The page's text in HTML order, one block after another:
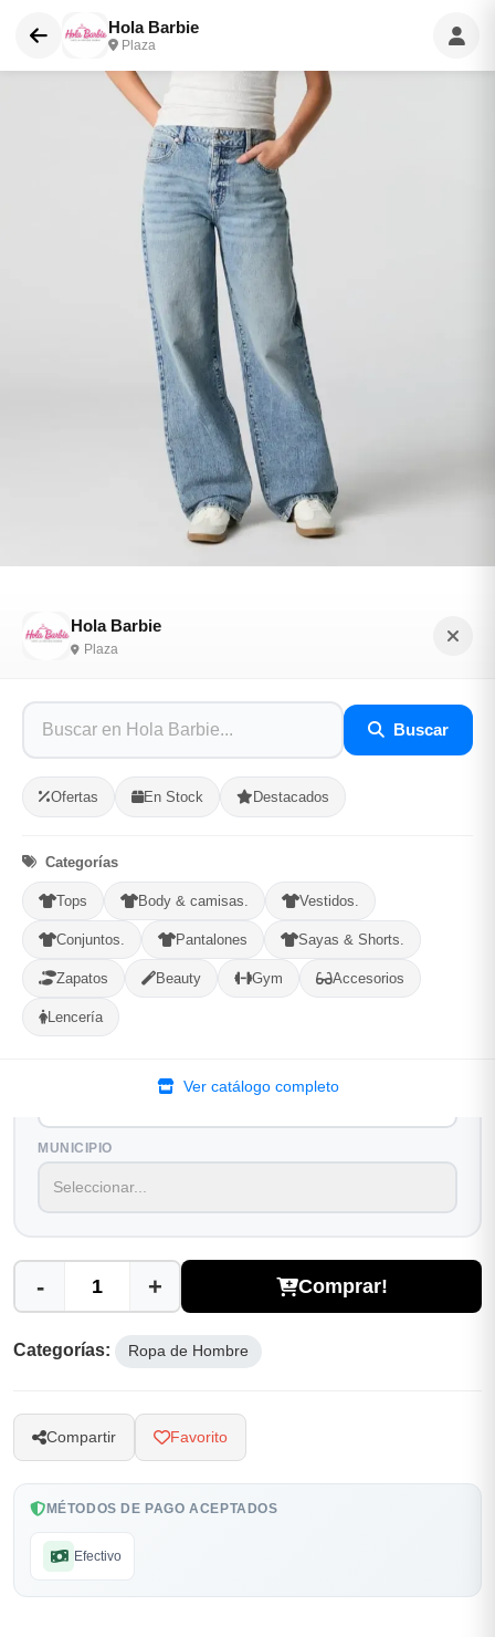
Hola Barbie
Plaza
Hola Barbie
Plaza
Buscar
Ofertas En Stock Destacados
Categorías
Tops Body & camisas. Vestidos.
Conjuntos. Pantalones Sayas & Shorts.
Zapatos Beauty Gym Accesorios
Lencería
Ver catálogo completo
Jean oversize
Sé el primero en opinar
$30.00
Listo para Entregar
Opciones de Envio
1 Ubicacion 2 Ruta 3 Entrega
Selecciona tu ubicacion
MUNICIPIO
- + Comprar!
Categorías: Ropa de Hombre
Compartir Favorito
MÉTODOS DE PAGO ACEPTADOS
Efectivo